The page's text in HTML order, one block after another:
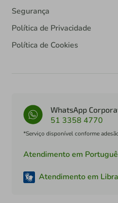
Segurança
Política de Privacidade
Política de Cookies
WhatsApp
51 3358 4770
*Serviço disponível conforme
Atendimento em
Atendimento em